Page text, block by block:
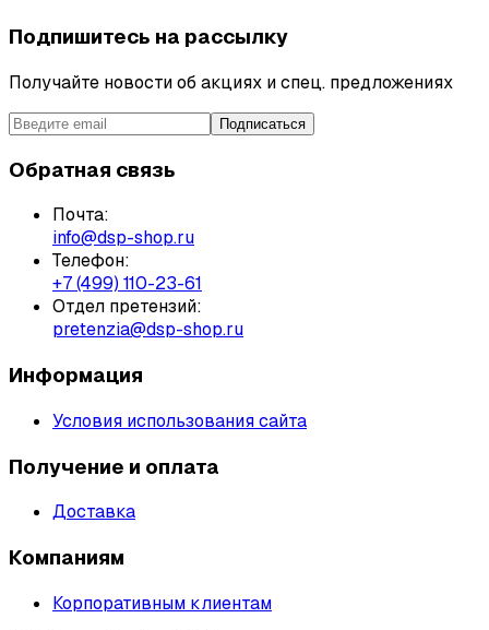
Подпишитесь на рассылку
Получайте новости об акциях и спец. предложениях
Подписаться
Обратная связь
Почта:
info@dsp-shop.ru
Телефон:
+7 (499) 110-23-61
Отдел претензий:
pretenzia@dsp-shop.ru
Информация
Условия использования сайта
Получение и оплата
Доставка
Компаниям
Корпоративным клиентам